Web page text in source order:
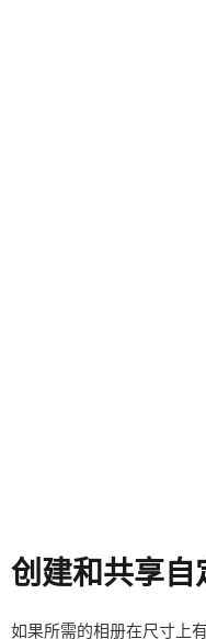
创建和共享自
如果所需的相册在尺寸上